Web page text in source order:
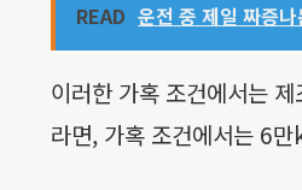
READ 운전 중 제일 짜증
이러한 가혹 조건에서는
라면, 가혹 조건에서는 6